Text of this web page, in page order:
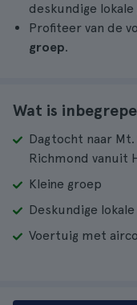
deskundige
Profiteer van de
groep.
Wat is
Dagtocht naar
Richmond vanuit
Kleine groep
Deskundige lokale
Voertuig met